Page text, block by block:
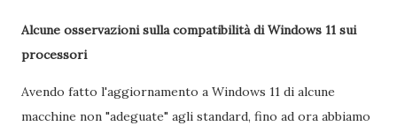
Alcune osservazioni sulla compatibilità di Windows 11 sui
processori
Avendo fatto l'aggiornamento a Windows 11 di alcune
macchine non "adeguate" agli standard, fino ad ora abbiamo